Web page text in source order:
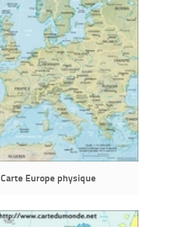
Carte Europe physique